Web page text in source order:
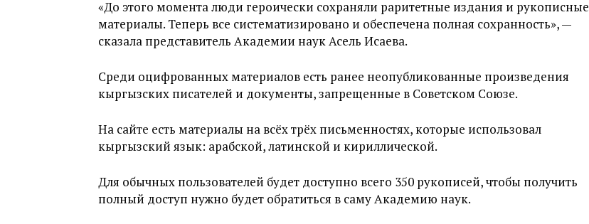
«До этого момента люди героически сохраняли раритетные издания и рукописные
материалы. Теперь все систематизировано и обеспечена полная сохранность», —
сказала представитель Академии наук Асель Исаева.
Среди оцифрованных материалов есть ранее неопубликованные произведения
кыргызских писателей и документы, запрещенные в Советском Союзе.
На сайте есть материалы на всёх трёх письменностях, которые использовал
кыргызский язык: арабской, латинской и кириллической.
Для обычных пользователей будет доступно всего 350 рукописей, чтобы получить
полный доступ нужно будет обратиться в саму Академию наук.